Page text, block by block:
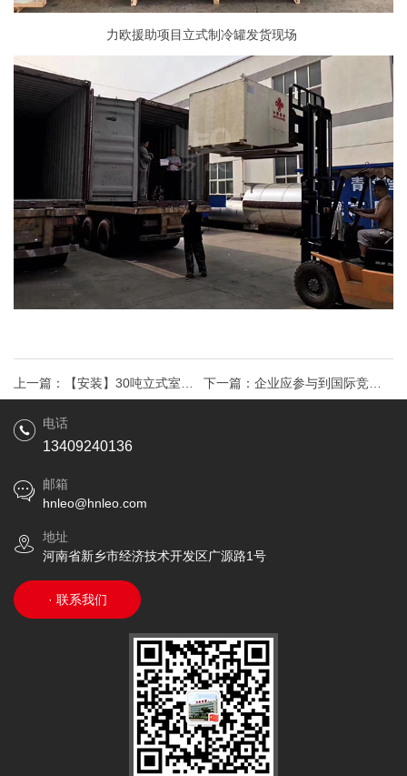
力欧援助项目立式制冷罐发货现场
上一篇： 【安装】30吨立式室外 下一篇： 企业应参与到国际竞争
电话
13409240136
邮箱
hnleo@hnleo.com
地址
河南省新乡市经济技术开发区广源路1号
· 联系我们